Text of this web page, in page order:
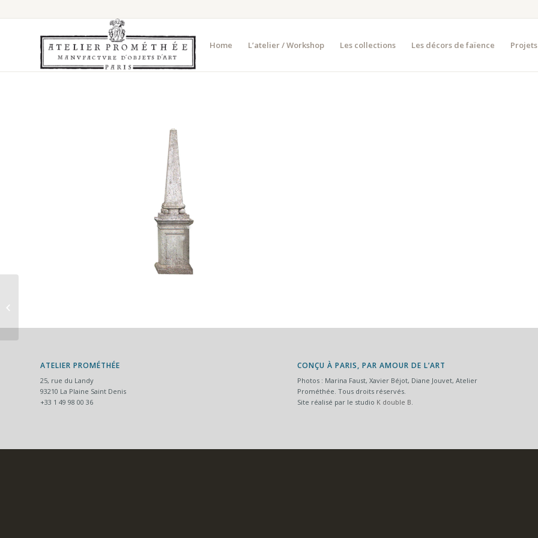
Home L’atelier / Workshop Les collections Les décors de faïence Projets
ATELIER PROMÉTHÉE
25, rue du Landy
93210 La Plaine Saint Denis
+33 1 49 98 00 36
CONÇU À PARIS, PAR AMOUR DE L’ART
Photos : Marina Faust, Xavier Béjot, Diane Jouvet, Atelier
Prométhée. Tous droits réservés.
Site réalisé par le studio K double B